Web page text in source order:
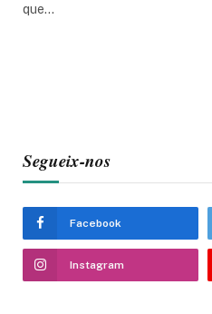
que…
Segueix-nos
Facebook
Instagram